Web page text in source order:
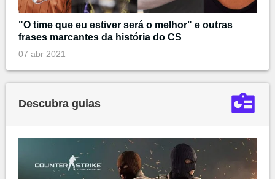
"O time que eu estiver será o melhor" e outras
frases marcantes da história do CS
07 abr 2021
Descubra guias